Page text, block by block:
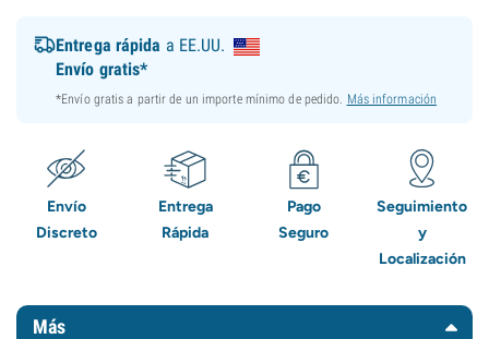
Entrega rápida a EE.UU.
Envío gratis*
*Envío gratis a partir de un importe mínimo de pedido. Más información
Envío
Discreto
Entrega
Rápida
Pago
Seguro
Seguimiento
y
Localización
Más